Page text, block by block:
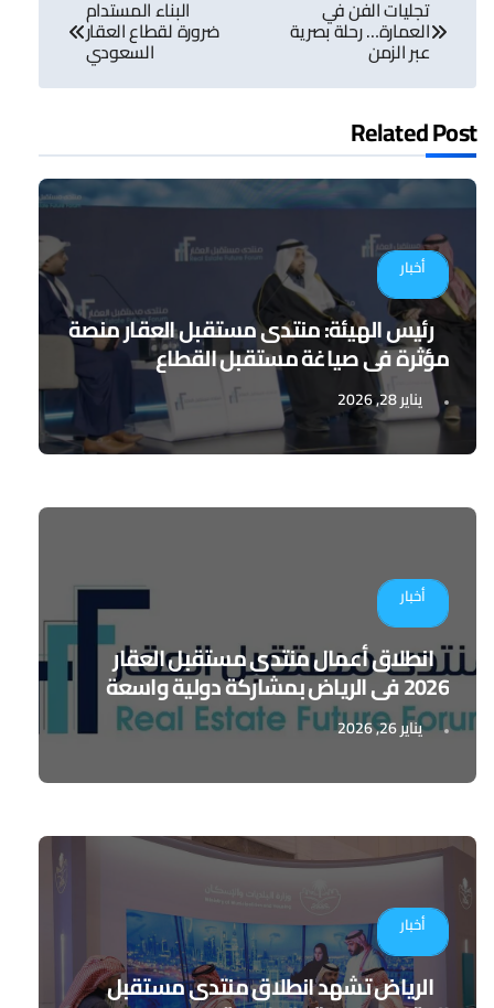
المقالات
تجليات الفن في
العمارة… رحلة بصرية
عبر الزمن
البناء المستدام
ضرورة لقطاع العقار
السعودي
Related Post
أخبار
رئيس الهيئة: منتدى مستقبل العقار منصة
مؤثرة في صياغة مستقبل القطاع
يناير 28, 2026
أخبار
انطلاق أعمال منتدى مستقبل العقار
2026 في الرياض بمشاركة دولية واسعة
يناير 26, 2026
أخبار
الرياض تشهد انطلاق منتدى مستقبل